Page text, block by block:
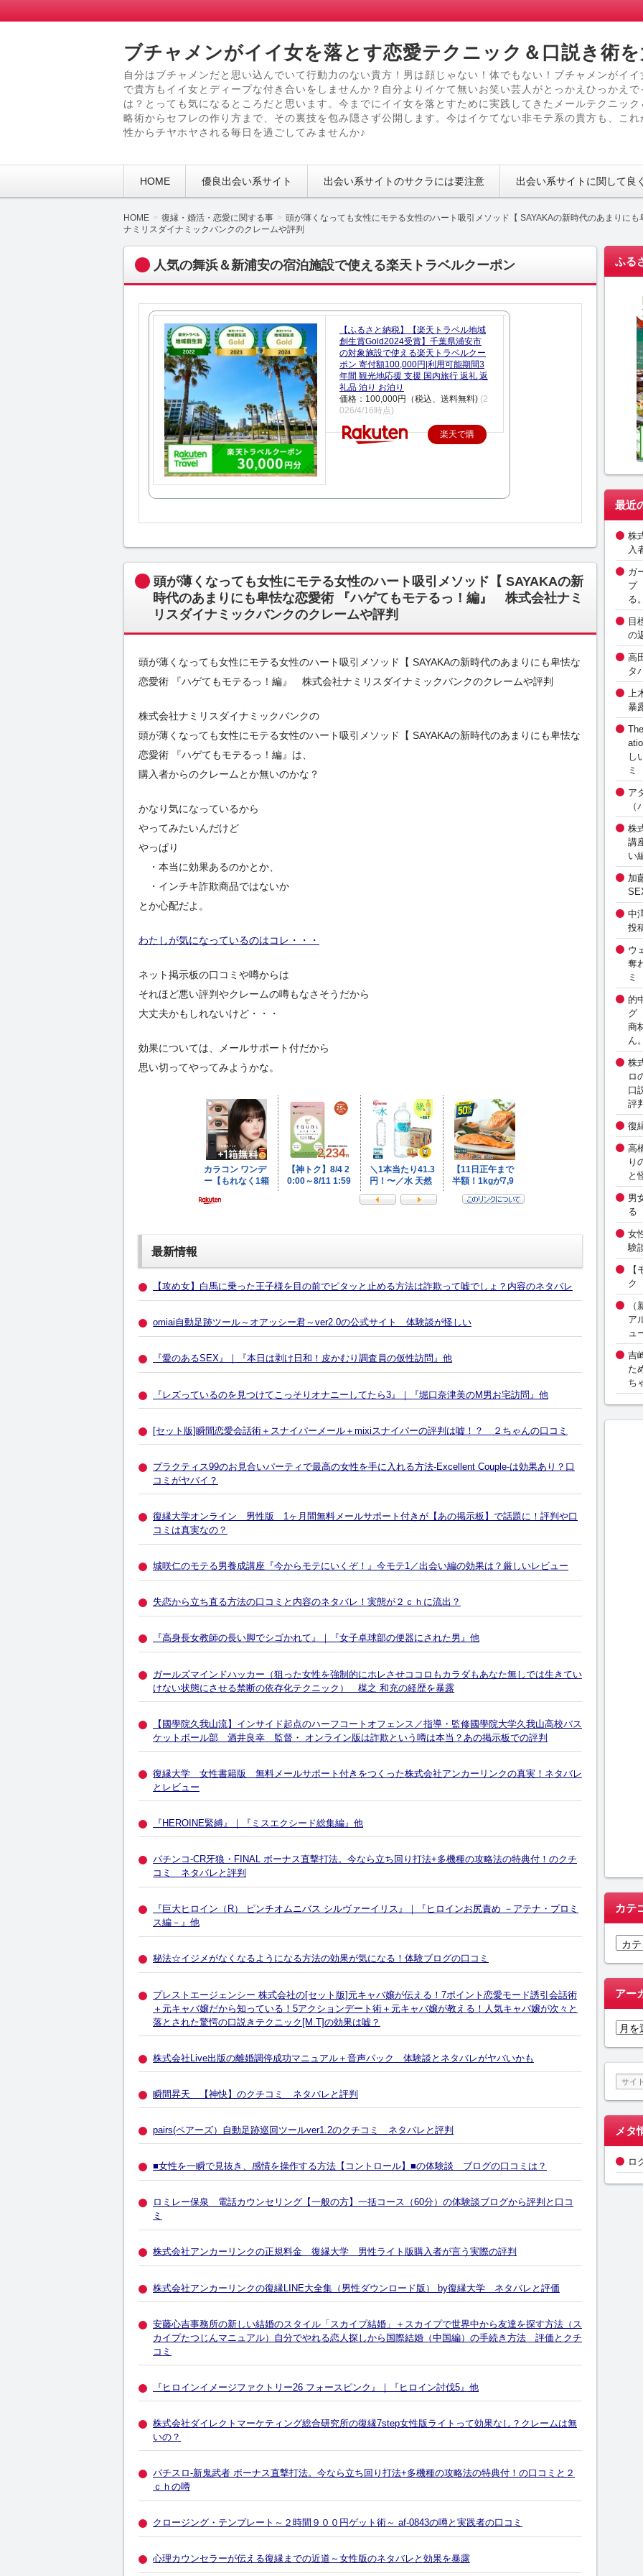
ブチャメンがイイ女を落とす恋愛テクニック＆口説き術
自分はブチャメンだと思い込んでいて行動力のない貴方！男は顔じゃない！体でもない！ブチャメンがイ
で貴方もイイ女とディープな付き合いをしませんか？自分よりイケて無いお笑い芸人がとっかえひっかえ
は？とっても気になるところだと思います。今までにイイ女を落とすために実践してきたメールテクニッ
略術からセフレの作り方まで、その裏技を包み隠さず公開します。今はイケてない非モテ系の貴方も、こ
性からチヤホヤされる毎日を過ごしてみませんか♪
HOME 優良出会い系サイト 出会い系サイトのサクラには要注意 出会い系サイトに関して良
HOME 復縁・婚活・恋愛に関する事
頭が薄くなっても女性にモテる女性のハート吸引メソッド【 SAYAKAの新時代のあまりに
ナミリスダイナミックバンクのクレームや評判
人気の舞浜＆新浦安の宿泊施設で使える楽天トラベルクーポン
【ふるさと納税】【楽天トラベル地域
創生賞Gold2024受賞】千葉県浦安市
の対象施設で使える楽天トラベルクー
ポン 寄付額100,000円|利用可能期間3
年間 観光地応援 支援 国内旅行 返礼 返
礼品 泊り お泊り
価格：100,000円（税込、送料無料) (2
026/4/16時点)
楽天で購
頭が薄くなっても女性にモテる女性のハート吸引メソッド【 SAYAKAの新
時代のあまりにも卑怯な恋愛術 『ハゲてもモテるっ！編』 株式会社ナミ
リスダイナミックバンクのクレームや評判
頭が薄くなっても女性にモテる女性のハート吸引メソッド【 SAYAKAの新時代のあまりにも卑怯な
恋愛術 『ハゲてもモテるっ！編』 株式会社ナミリスダイナミックバンクのクレームや評判
株式会社ナミリスダイナミックバンクの
頭が薄くなっても女性にモテる女性のハート吸引メソッド【 SAYAKAの新時代のあまりにも卑怯な
恋愛術 『ハゲてもモテるっ！編』は、
購入者からのクレームとか無いのかな？
かなり気になっているから
やってみたいんだけど
やっぱり
・本当に効果あるのかとか、
・インチキ詐欺商品ではないか
とか心配だよ。
わたしが気になっているのはコレ・・・
ネット掲示板の口コミや噂からは
それほど悪い評判やクレームの噂もなさそうだから
大丈夫かもしれないけど・・・
効果については、メールサポート付だから
思い切ってやってみようかな。
最新情報
【攻め女】白馬に乗った王子様を目の前でピタッと止める方法は詐欺って嘘でしょ？内容のネタバレ
omiai自動足跡ツール～オアッシー君～ver2.0の公式サイト 体験談が怪しい
『愛のあるSEX』｜『本日は剥け日和！皮かむり調査員の仮性訪問』他
『レズっているのを見つけてこっそりオナニーしてたら3』｜『堀口奈津美のM男お宅訪問』他
[セット版]瞬間恋愛会話術＋スナイパーメール＋mixiスナイパーの評判は嘘！？ ２ちゃんの口コミ
プラクティス99のお見合いパーティで最高の女性を手に入れる方法-Excellent Couple-は効果あり？口
コミがヤバイ？
復縁大学オンライン 男性版 1ヶ月間無料メールサポート付きが【あの掲示板】で話題に！評判や口
コミは真実なの？
城咲仁のモテる男養成講座『今からモテにいくぞ！』今モテ1／出会い編の効果は？厳しいレビュー
失恋から立ち直る方法の口コミと内容のネタバレ！実態が２ｃｈに流出？
『高身長女教師の長い脚でシゴかれて』｜『女子卓球部の便器にされた男』他
ガールズマインドハッカー（狙った女性を強制的にホレさせココロもカラダもあなた無しでは生きてい
けない状態にさせる禁断の依存化テクニック） 楳之 和充の経歴を暴露
【國學院久我山流】インサイド起点のハーフコートオフェンス／指導・監修國學院大学久我山高校バス
ケットボール部 酒井良幸 監督・ オンライン版は詐欺という噂は本当？あの掲示板での評判
復縁大学 女性書籍版 無料メールサポート付きをつくった株式会社アンカーリンクの真実！ネタバレ
とレビュー
『HEROINE緊縛』｜『ミスエクシード総集編』他
パチンコ-CR牙狼・FINAL ボーナス直撃打法。今なら立ち回り打法+多機種の攻略法の特典付！のクチ
コミ ネタバレと評判
『巨大ヒロイン（R） ピンチオムニバス シルヴァーイリス』｜『ヒロインお尻責め －アテナ・プロミ
ス編－』他
秘法☆イジメがなくなるようになる方法の効果が気になる！体験ブログの口コミ
プレストエージェンシー 株式会社の[セット版]元キャバ嬢が伝える！7ポイント恋愛モード誘引会話術
＋元キャバ嬢だから知っている！5アクションデート術＋元キャバ嬢が教える！人気キャバ嬢が次々と
落とされた驚愕の口説きテクニック[M.T]の効果は嘘？
株式会社Live出版の離婚調停成功マニュアル＋音声パック 体験談とネタバレがヤバいかも
瞬間昇天 【神快】のクチコミ ネタバレと評判
pairs(ペアーズ）自動足跡巡回ツールver1.2のクチコミ ネタバレと評判
■女性を一瞬で見抜き、感情を操作する方法【コントロール】■の体験談 ブログの口コミは？
ロミレー保泉 電話カウンセリング【一般の方】一括コース（60分）の体験談ブログから評判と口コ
ミ
株式会社アンカーリンクの正規料金 復縁大学 男性ライト版購入者が言う実際の評判
株式会社アンカーリンクの復縁LINE大全集（男性ダウンロード版） by復縁大学 ネタバレと評価
安藤心吉事務所の新しい結婚のスタイル「スカイプ結婚」＋スカイプで世界中から友達を探す方法（ス
カイプたつじんマニュアル）自分でやれる恋人探しから国際結婚（中国編）の手続き方法 評価とクチ
コミ
『ヒロインイメージファクトリー26 フォースピンク』｜『ヒロイン討伐5』他
株式会社ダイレクトマーケティング総合研究所の復縁7step女性版ライトって効果なし？クレームは無
いの？
パチスロ-新鬼武者 ボーナス直撃打法。今なら立ち回り打法+多機種の攻略法の特典付！の口コミと２
ｃｈの噂
クロージング・テンプレート～２時間９００円ゲット術～ af-0843の噂と実践者の口コミ
心理カウンセラーが伝える復縁までの近道～女性版のネタバレと効果を暴露
ふる
最近
株
入
ガ
プ
る
目
の
高
タ
上
暴
し
ミ
ア
株
講
い
加
中
投
ウ
奪
ミ
的
グ
商
ん
株
ロ
口
評
復
高
り
と
男
る
女
験
ク
ア
ュ
吉
た
ち
カテ
カ
ー
アー
ア
イ
ブ
メタ
ロ